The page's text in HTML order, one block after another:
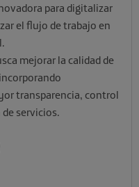
para digitalizar
el flujo de trabajo en
mejorar la calidad de
transparencia, control
servicios.